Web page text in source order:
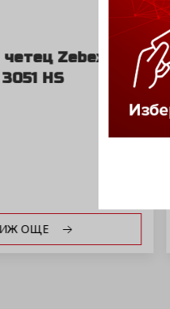
Силиконов
касов